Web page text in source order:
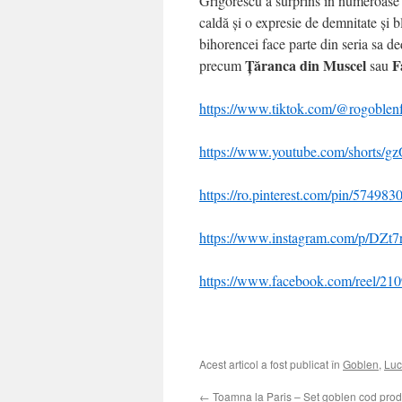
caldă și o expresie de demnitate și
bihorencei face parte din seria sa
precumȚăranca din Muscelsau
https://www.tiktok.com/
https://www.youtube.com/shorts/
https://ro.pinterest.com/pin/
https://www.instagram.com/p/
https://www.facebook.com/reel/
Acest articol a fost publicat în Goblen,
← Toamna la Paris – Set goblen cod